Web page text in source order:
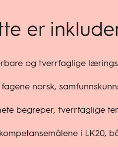
er
og tverrfaglige
norsk,
begreper, tverrfaglige
i LK20,